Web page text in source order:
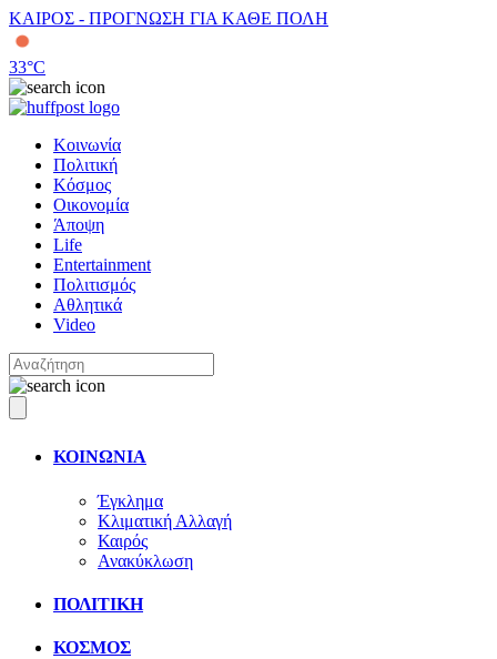
ΚΑΙΡΟΣ - ΠΡΟΓΝΩΣΗ ΓΙΑ ΚΑΘΕ ΠΟΛΗ
33°C
Κοινωνία
Πολιτική
Κόσμος
Οικονομία
Άποψη
Life
Entertainment
Πολιτισμός
Αθλητικά
Video
ΚΟΙΝΩΝΙΑ
Έγκλημα
Κλιματική Αλλαγή
Καιρός
Ανακύκλωση
ΠΟΛΙΤΙΚΗ
ΚΟΣΜΟΣ